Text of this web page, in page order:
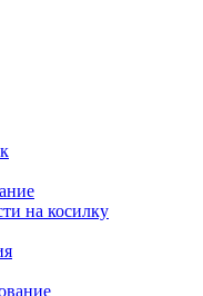
на косилку